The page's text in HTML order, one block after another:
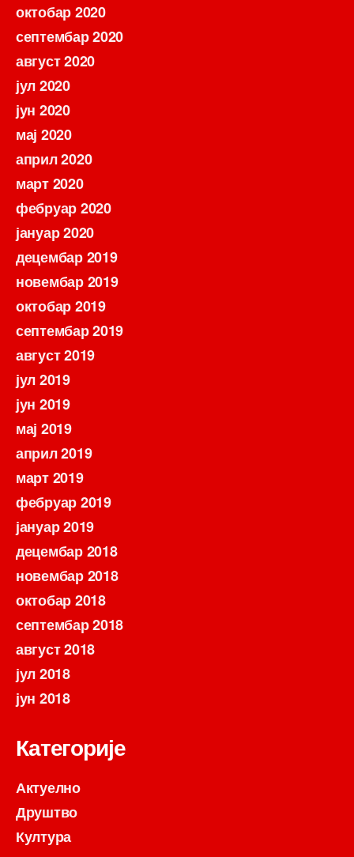
октобар 2020
септембар 2020
август 2020
јул 2020
јун 2020
мај 2020
април 2020
март 2020
фебруар 2020
јануар 2020
децембар 2019
новембар 2019
октобар 2019
септембар 2019
август 2019
јул 2019
јун 2019
мај 2019
април 2019
март 2019
фебруар 2019
јануар 2019
децембар 2018
новембар 2018
октобар 2018
септембар 2018
август 2018
јул 2018
јун 2018
Категорије
Актуелно
Друштво
Култура